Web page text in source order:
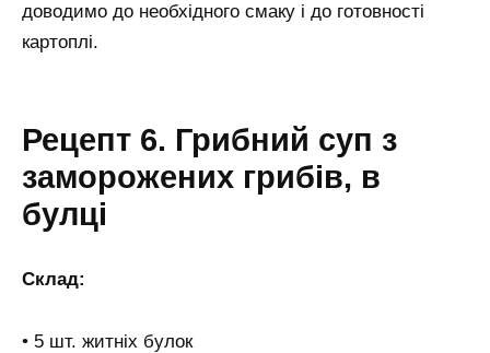
доводимо до необхідного смаку і до готовності
картоплі.
Рецепт 6. Грибний суп з
заморожених грибів, в
булці
Склад:
• 5 шт. житніх булок